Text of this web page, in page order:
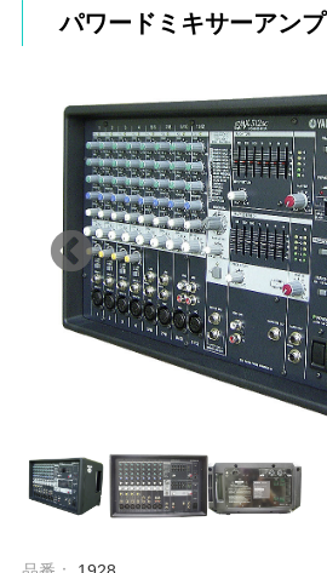
パワードミキサーアンプ